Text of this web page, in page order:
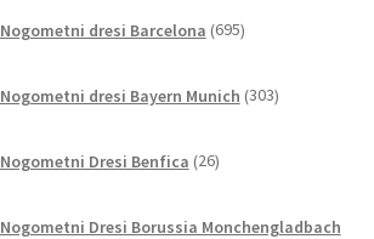
Nogometni dresi Barcelona 695izdelkov
Nogometni dresi Bayern Munich 303izdelki
Nogometni Dresi Benfica 26izdelkov
Nogometni Dresi Borussia Monchengladbach